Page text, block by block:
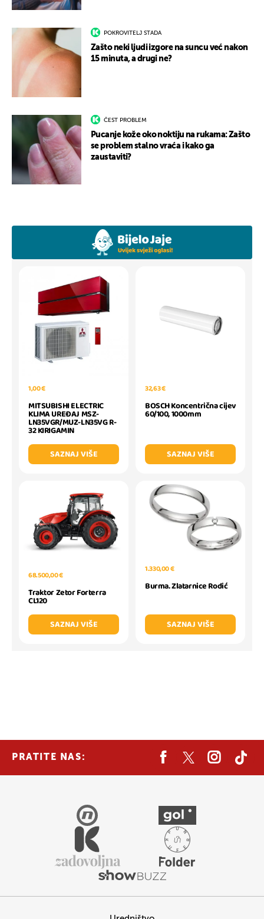
POKROVITELJ STADA
Zašto neki ljudi izgore na suncu već nakon
15 minuta, a drugi ne?
ČEST PROBLEM
Pucanje kože oko noktiju na rukama: Zašto
se problem stalno vraća i kako ga
zaustaviti?
1,00 €
MITSUBISHI ELECTRIC
KLIMA UREĐAJ MSZ-
LN35VGR/MUZ-LN35VG R-
32 KIRIGAMIN
SAZNAJ VIŠE
32,63 €
BOSCH Koncentrična cijev
60/100, 1000mm
SAZNAJ VIŠE
68.500,00 €
Traktor Zetor Forterra
CL120
SAZNAJ VIŠE
1.330,00 €
Burma. Zlatarnice Rodić
SAZNAJ VIŠE
PRATITE NAS: